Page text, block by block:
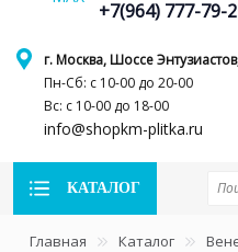
г. Москва, Шоссе
Пн-Сб: с 10-00 до 20-00
Вс: с 10-00 до 18-00
info@shopkm-plitka.ru
+7(964) 777-79-
КАТАЛОГ
Главная Каталог